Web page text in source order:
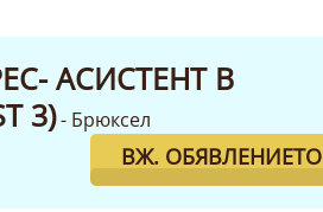
АСИСТЕНТ В
3)- Брюксел
ВЖ. ОБЯВЛЕНИЕТО